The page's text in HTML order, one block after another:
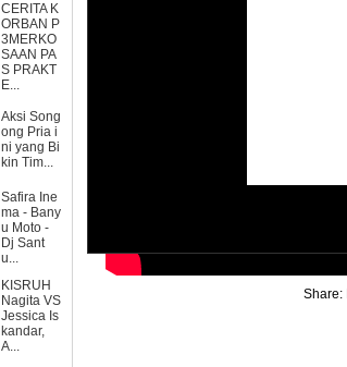
CERITA K
ORBAN P
3MERKO
SAAN PA
S PRAKT
E...
Aksi Song
ong Pria i
ni yang Bi
kin Tim...
Safira Ine
ma - Bany
u Moto -
Dj Sant
u...
KISRUH
Nagita VS
Jessica Is
kandar,
A...
Share: